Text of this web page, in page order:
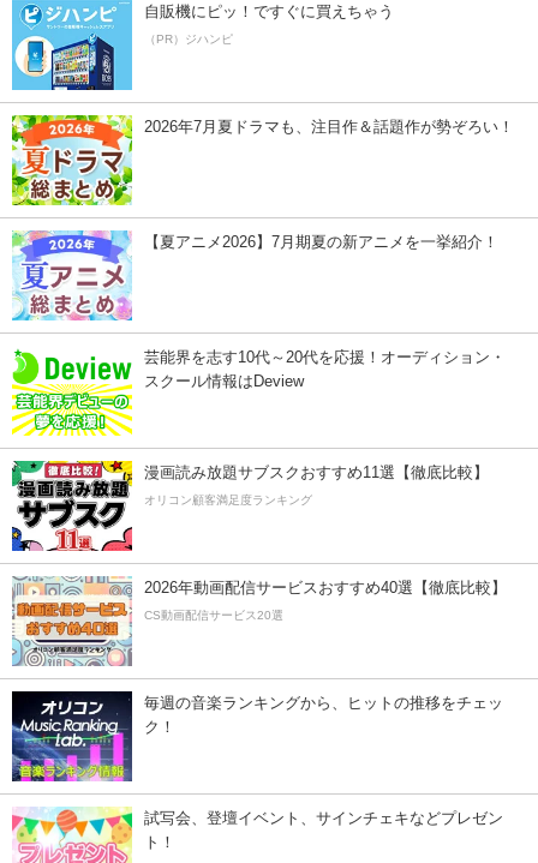
自販機にピッ！ですぐに買えちゃう
（PR）ジハンピ
2026年7月夏ドラマも、注目作＆話題作が勢ぞろい！
【夏アニメ2026】7月期夏の新アニメを一挙紹介！
芸能界を志す10代～20代を応援！オーディション・
スクール情報はDeview
漫画読み放題サブスクおすすめ11選【徹底比較】
オリコン顧客満足度ランキング
2026年動画配信サービスおすすめ40選【徹底比較】
CS動画配信サービス20選
毎週の音楽ランキングから、ヒットの推移をチェッ
ク！
試写会、登壇イベント、サインチェキなどプレゼン
ト！